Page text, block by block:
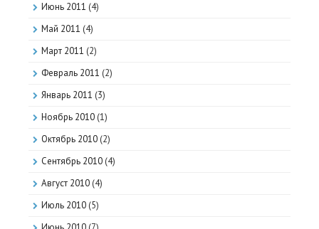
Июнь 2011 (4)
Май 2011 (4)
Март 2011 (2)
Февраль 2011 (2)
Январь 2011 (3)
Ноябрь 2010 (1)
Октябрь 2010 (2)
Сентябрь 2010 (4)
Август 2010 (4)
Июль 2010 (5)